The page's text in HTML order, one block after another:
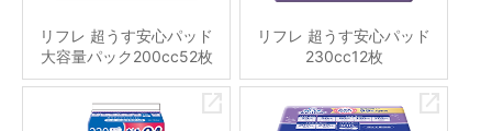
リフレ 超うす安心パッド
大容量パック200cc52枚
リフレ 超うす安心パッド
230cc12枚